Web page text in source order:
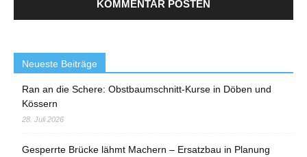
Neueste Beiträge
Ran an die Schere: Obstbaumschnitt-Kurse in Döben und
Kössern
28. Juli 2026
Gesperrte Brücke lähmt Machern – Ersatzbau in Planung